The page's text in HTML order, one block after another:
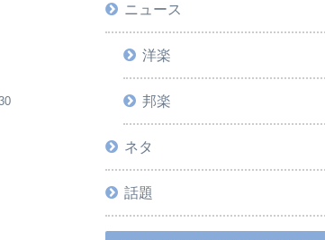
ニュース
洋楽
邦楽
ネタ
話題